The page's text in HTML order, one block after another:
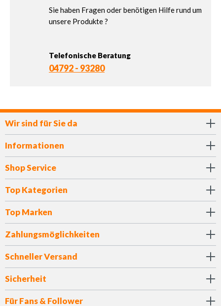
Sie haben Fragen oder benötigen Hilfe rund um
unsere Produkte ?
Telefonische Beratung
04792 - 93280
Wir sind für Sie da
Informationen
Shop Service
Top Kategorien
Top Marken
Zahlungsmöglichkeiten
Schneller Versand
Sicherheit
Für Fans & Follower